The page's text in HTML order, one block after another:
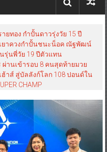
ยทอง กำปั้นดาวรุ่งวัย 15 ปี
ยาควงกำปั้นชนะน็อค ณัฐพัฒน์
รุ่นพี่วัย 19 ปีตัวแทน
ผ่านเข้ารอบ 8 คนสุดท้ายมวย
ฮ้าส์ สู่บัลลังก์โลก 108 ปอนด์ใน
CHAMP